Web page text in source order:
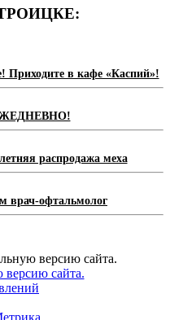
Приходите в кафе «Каспий»!
ЕЖЕДНЕВНО!
распродажа меха
врач-офтальмолог
версию сайта.
сайта.